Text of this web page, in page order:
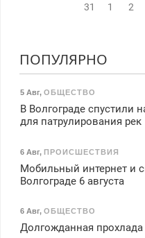
31
1 2
ПОПУЛЯРНО
5 Авг, ОБЩЕСТВО
В Волгограде спустили
для патрулирования рек
6 Авг, ПРОИСШЕСТВИЯ
Мобильный интернет и
Волгограде 6 августа
6 Авг, ОБЩЕСТВО
Долгожданная прохлада